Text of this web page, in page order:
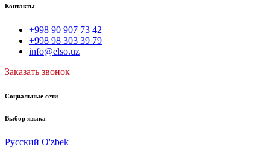
Контакты
+998 90 907 73 42
+998 98 303 39 79
info@elso.uz
Заказать звонок
Социальные сети
Выбор языка
Русский O'zbek